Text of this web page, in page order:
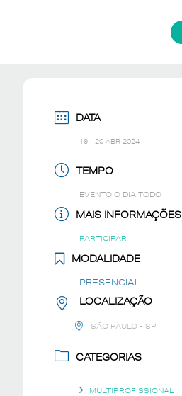
DATA
19 - 20 ABR 2024
TEMPO
EVENTO O DIA TODO
MAIS INFORMAÇÕES
PARTICIPAR
MODALIDADE
PRESENCIAL
LOCALIZAÇÃO
SÃO PAULO - SP
CATEGORIAS
MULTIPROFISSIONAL